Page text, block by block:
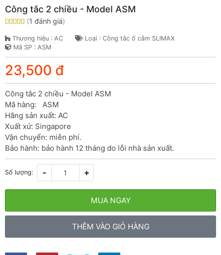
Công tắc 2 chiều - Model ASM
(1 đánh giá)
Thương hiệu : AC
Loại : Công tắc ổ cắm SLIMAX
Mã SP : ASM
23,500 đ
Công tắc 2 chiều - Model ASM
Mã hàng:   ASM
Hãng sản xuất: AC
Xuất xứ: Singapore
Vận chuyển: miễn phí.
Bảo hành: bảo hành 12 tháng do lỗi nhà sản xuất.
Số lượng: - +
MUA NGAY
THÊM VÀO GIỎ HÀNG